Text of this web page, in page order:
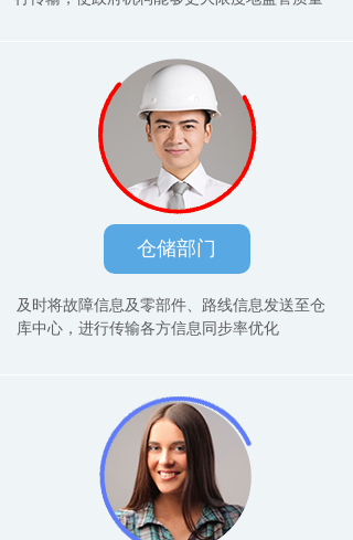
及时将故障信息及零部件、路线信息发送至仓
库中心，进行传输各方信息同步率优化
仓储部门